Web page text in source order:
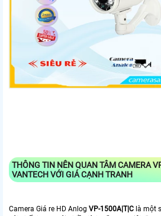
THÔNG TIN NÊN QUAN TÂM CAMERA
VANTECH VỚI GIÁ CẠNH TRANH
Camera Giá re HD Anlog VP-1500A|T|C là một